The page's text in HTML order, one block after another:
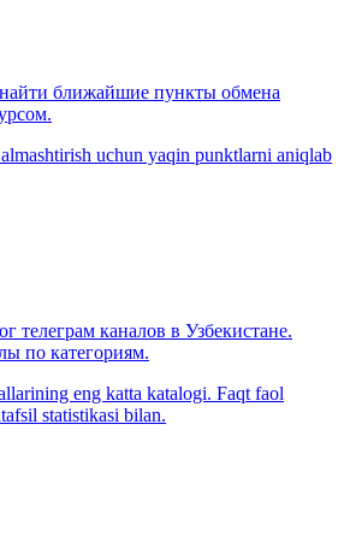
ближайшие пункты обмена
uchun yaqin punktlarni aniqlab
телеграм каналов в Узбекистане.
по категориям.
eng katta katalogi. Faqt faol
statistikasi bilan.